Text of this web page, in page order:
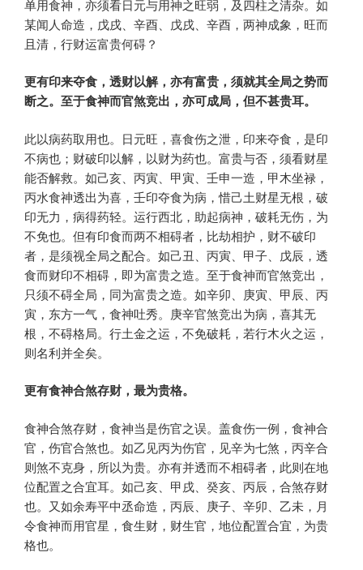
单用食神，亦须看日元与用神之旺弱，及四柱之清杂。如
某闻人命造，戊戌、辛酉、戊戌、辛酉，两神成象，旺而
且清，行财运富贵何碍？
更有印来夺食，透财以解，亦有富贵，须就其全局之势而
断之。至于食神而官煞竞出，亦可成局，但不甚贵耳。
此以病药取用也。日元旺，喜食伤之泄，印来夺食，是印
不病也；财破印以解，以财为药也。富贵与否，须看财星
能否解救。如己亥、丙寅、甲寅、壬申一造，甲木坐禄，
丙水食神透出为喜，壬印夺食为病，惜己土财星无根，破
印无力，病得药轻。运行西北，助起病神，破耗无伤，为
不免也。但有印食而两不相碍者，比劫相护，财不破印
者，是须视全局之配合。如己丑、丙寅、甲子、戊辰，透
食而财印不相碍，即为富贵之造。至于食神而官煞竞出，
只须不碍全局，同为富贵之造。如辛卯、庚寅、甲辰、丙
寅，东方一气，食神吐秀。庚辛官煞竞出为病，喜其无
根，不碍格局。行土金之运，不免破耗，若行木火之运，
则名利并全矣。
更有食神合煞存财，最为贵格。
食神合煞存财，食神当是伤官之误。盖食伤一例，食神合
官，伤官合煞也。如乙见丙为伤官，见辛为七煞，丙辛合
则煞不克身，所以为贵。亦有并透而不相碍者，此则在地
位配置之合宜耳。如己亥、甲戌、癸亥、丙辰，合煞存财
也。又如余寿平中丞命造，丙辰、庚子、辛卯、乙未，月
令食神而用官星，食生财，财生官，地位配置合宜，为贵
格也。